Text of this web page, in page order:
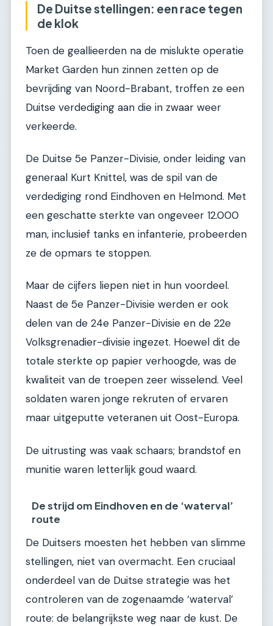
De Duitse stellingen: een race tegen
de klok
Toen de geallieerden na de mislukte operatie
Market Garden hun zinnen zetten op de
bevrijding van Noord-Brabant, troffen ze een
Duitse verdediging aan die in zwaar weer
verkeerde.
De Duitse 5e Panzer-Divisie, onder leiding van
generaal Kurt Knittel, was de spil van de
verdediging rond Eindhoven en Helmond. Met
een geschatte sterkte van ongeveer 12.000
man, inclusief tanks en infanterie, probeerden
ze de opmars te stoppen.
Maar de cijfers liepen niet in hun voordeel.
Naast de 5e Panzer-Divisie werden er ook
delen van de 24e Panzer-Divisie en de 22e
Volksgrenadier-divisie ingezet. Hoewel dit de
totale sterkte op papier verhoogde, was de
kwaliteit van de troepen zeer wisselend. Veel
soldaten waren jonge rekruten of ervaren
maar uitgeputte veteranen uit Oost-Europa.
De uitrusting was vaak schaars; brandstof en
munitie waren letterlijk goud waard.
De strijd om Eindhoven en de ‘waterval’
route
De Duitsers moesten het hebben van slimme
stellingen, niet van overmacht. Een cruciaal
onderdeel van de Duitse strategie was het
controleren van de zogenaamde ‘waterval’
route: de belangrijkste weg naar de kust. De